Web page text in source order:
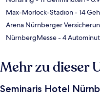
Max-Morlock-Stadion- 14
Arena Nürnberger
NürnbergMesse- 4
Mehr zu dieser
Seminaris Hotel